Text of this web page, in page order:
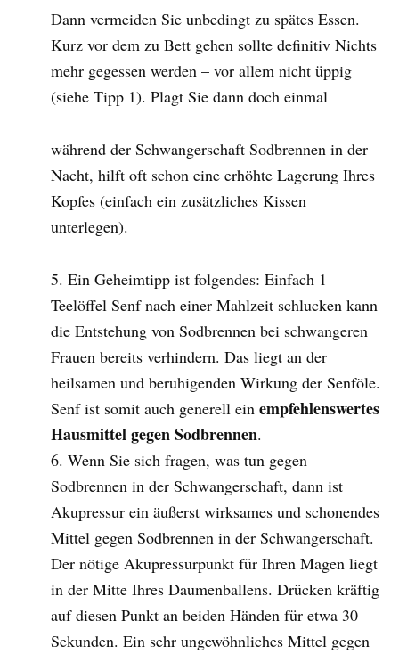
Dann vermeiden Sie unbedingt zu spätes Essen.
Kurz vor dem zu Bett gehen sollte definitiv Nichts
mehr gegessen werden – vor allem nicht üppig
(siehe Tipp 1). Plagt Sie dann doch einmal
während der Schwangerschaft Sodbrennen in der
Nacht, hilft oft schon eine erhöhte Lagerung Ihres
Kopfes (einfach ein zusätzliches Kissen
unterlegen).
Ein Geheimtipp ist folgendes: Einfach 1
Teelöffel Senf nach einer Mahlzeit schlucken kann
die Entstehung von Sodbrennen bei schwangeren
Frauen bereits verhindern. Das liegt an der
heilsamen und beruhigenden Wirkung der Senföle.
Senf ist somit auch generell ein empfehlenswertes
Hausmittel gegen Sodbrennen.
Wenn Sie sich fragen, was tun gegen
Sodbrennen in der Schwangerschaft, dann ist
Akupressur ein äußerst wirksames und schonendes
Mittel gegen Sodbrennen in der Schwangerschaft.
Der nötige Akupressurpunkt für Ihren Magen liegt
in der Mitte Ihres Daumenballens. Drücken kräftig
auf diesen Punkt an beiden Händen für etwa 30
Sekunden. Ein sehr ungewöhnliches Mittel gegen